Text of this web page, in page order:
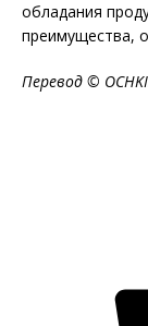
обладания
преимущества,
Перевод ©